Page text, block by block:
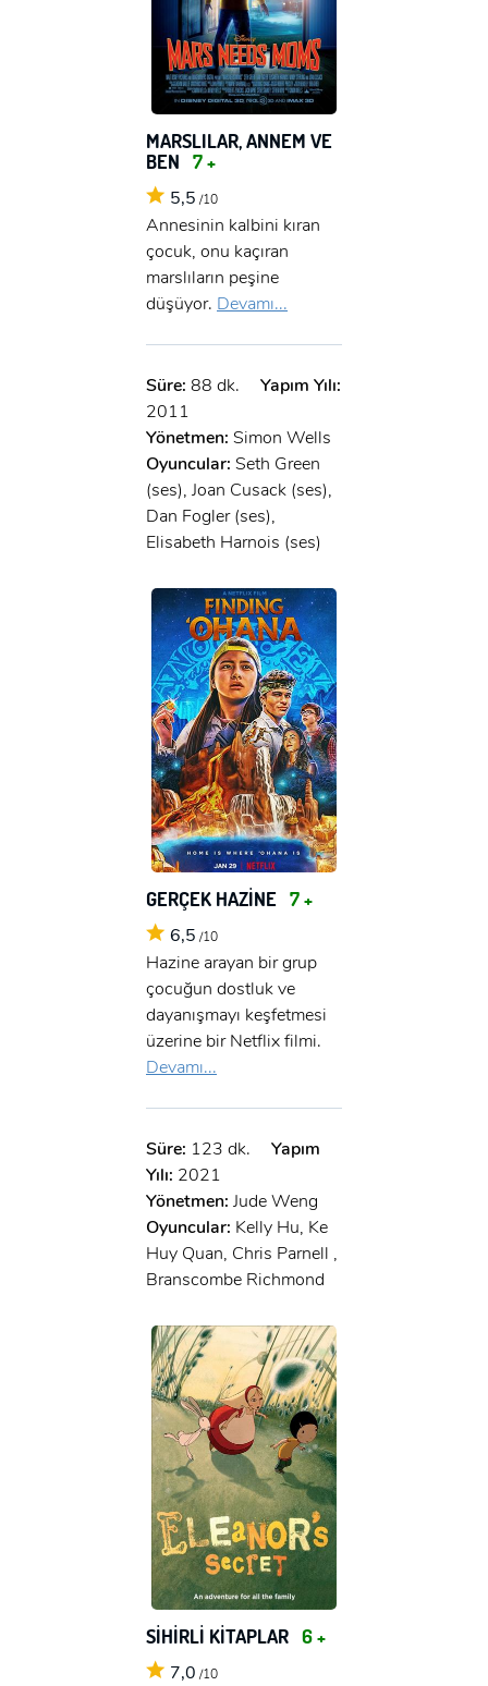
MARSLILAR, ANNEM VE
BEN 7 +
5,5 /10
Annesinin kalbini kıran
çocuk, onu kaçıran
marslıların peşine
düşüyor. Devamı...
Süre: 88 dk.
Yapım Yılı:
2011
Yönetmen: Simon Wells
Oyuncular: Seth Green
(ses), Joan Cusack (ses),
Dan Fogler (ses),
Elisabeth Harnois (ses)
GERÇEK HAZİNE 7 +
6,5 /10
Hazine arayan bir grup
çocuğun dostluk ve
dayanışmayı keşfetmesi
üzerine bir Netflix filmi.
Devamı...
Süre: 123 dk.
Yapım
Yılı: 2021
Yönetmen: Jude Weng
Oyuncular: Kelly Hu, Ke
Huy Quan, Chris Parnell ,
Branscombe Richmond
SİHİRLİ KİTAPLAR 6 +
7,0 /10